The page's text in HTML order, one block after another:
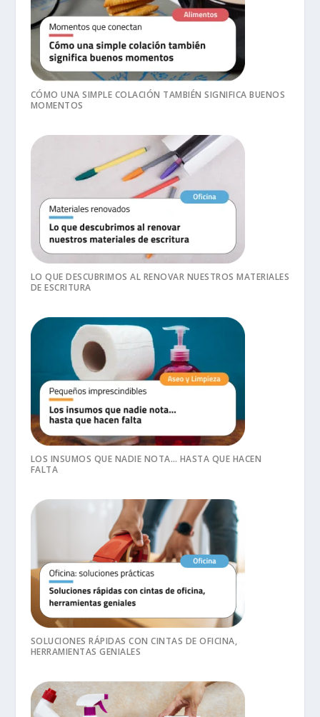
CÓMO UNA SIMPLE COLACIÓN TAMBIÉN SIGNIFICA BUENOS
MOMENTOS
LO QUE DESCUBRIMOS AL RENOVAR NUESTROS MATERIALES
DE ESCRITURA
LOS INSUMOS QUE NADIE NOTA… HASTA QUE HACEN
FALTA
SOLUCIONES RÁPIDAS CON CINTAS DE OFICINA,
HERRAMIENTAS GENIALES